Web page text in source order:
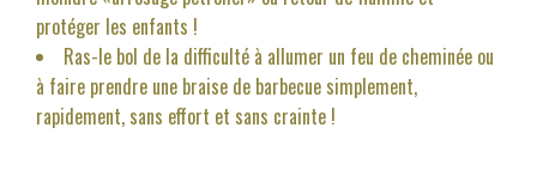
protéger les enfants !
Ras-le bol de la difficulté à allumer un feu de cheminée ou
à faire prendre une braise de barbecue simplement,
rapidement, sans effort et sans crainte !